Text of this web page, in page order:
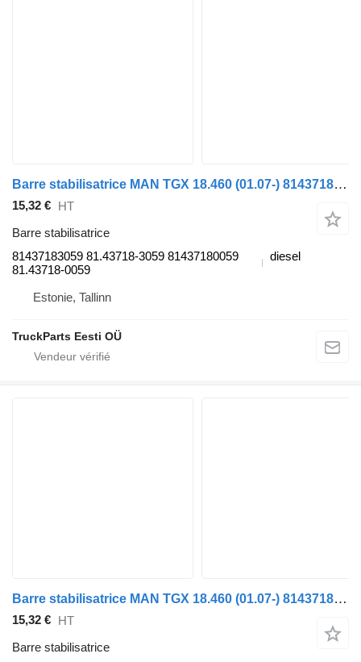
Barre stabilisatrice MAN TGX 18.460 (01.07-) 81437183059 pour tracteur routier MAN TGL, TGM, TGS, TGX (2005-2021)
15,32 € HT
Barre stabilisatrice
81437183059 81.43718-3059 81437180059
81.43718-0059
diesel
Estonie, Tallinn
TruckParts Eesti OÜ
Barre stabilisatrice MAN TGX 18.460 (01.07-) 81437183059 pour tracteur routier MAN TGL, TGM, TGS, TGX (2005-2021)
15,32 €
HT
Barre stabilisatrice